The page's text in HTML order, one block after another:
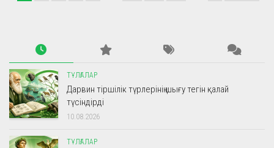
ТҰЛҒАЛАР
Дарвин тіршілік түрлерінің шығу тегін қалай
түсіндірді
10.08.2026
ТҰЛҒАЛАР